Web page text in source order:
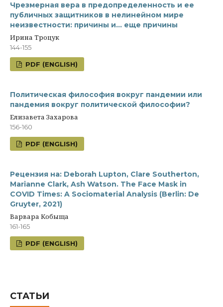
Чрезмерная вера в предопределенность и ее
публичных защитников в нелинейном мире
неизвестности: причины и… еще причины
Ирина Троцук
144-155
PDF (ENGLISH)
Политическая философия вокруг пандемии или
пандемия вокруг политической философии?
Елизавета Захарова
156-160
PDF (ENGLISH)
Рецензия на: Deborah Lupton, Clare Southerton,
Marianne Clark, Ash Watson. The Face Mask in
COVID Times: A Sociomaterial Analysis (Berlin: De
Gruyter, 2021)
Варвара Кобыща
161-165
PDF (ENGLISH)
СТАТЬИ